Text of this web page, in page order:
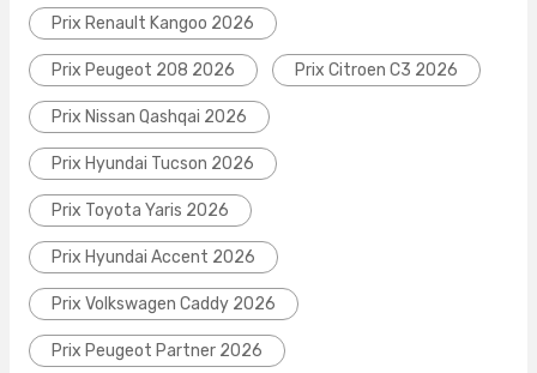
Prix Renault Kangoo 2026
Prix Peugeot 208 2026 Prix Citroen C3 2026
Prix Nissan Qashqai 2026
Prix Hyundai Tucson 2026
Prix Toyota Yaris 2026
Prix Hyundai Accent 2026
Prix Volkswagen Caddy 2026
Prix Peugeot Partner 2026